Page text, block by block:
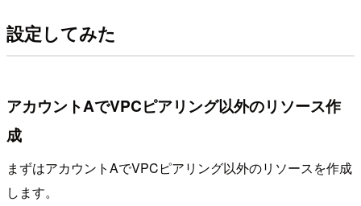
設定してみた
アカウントAでVPCピアリング以外のリソース作
成
まずはアカウントAでVPCピアリング以外のリソースを作成
します。